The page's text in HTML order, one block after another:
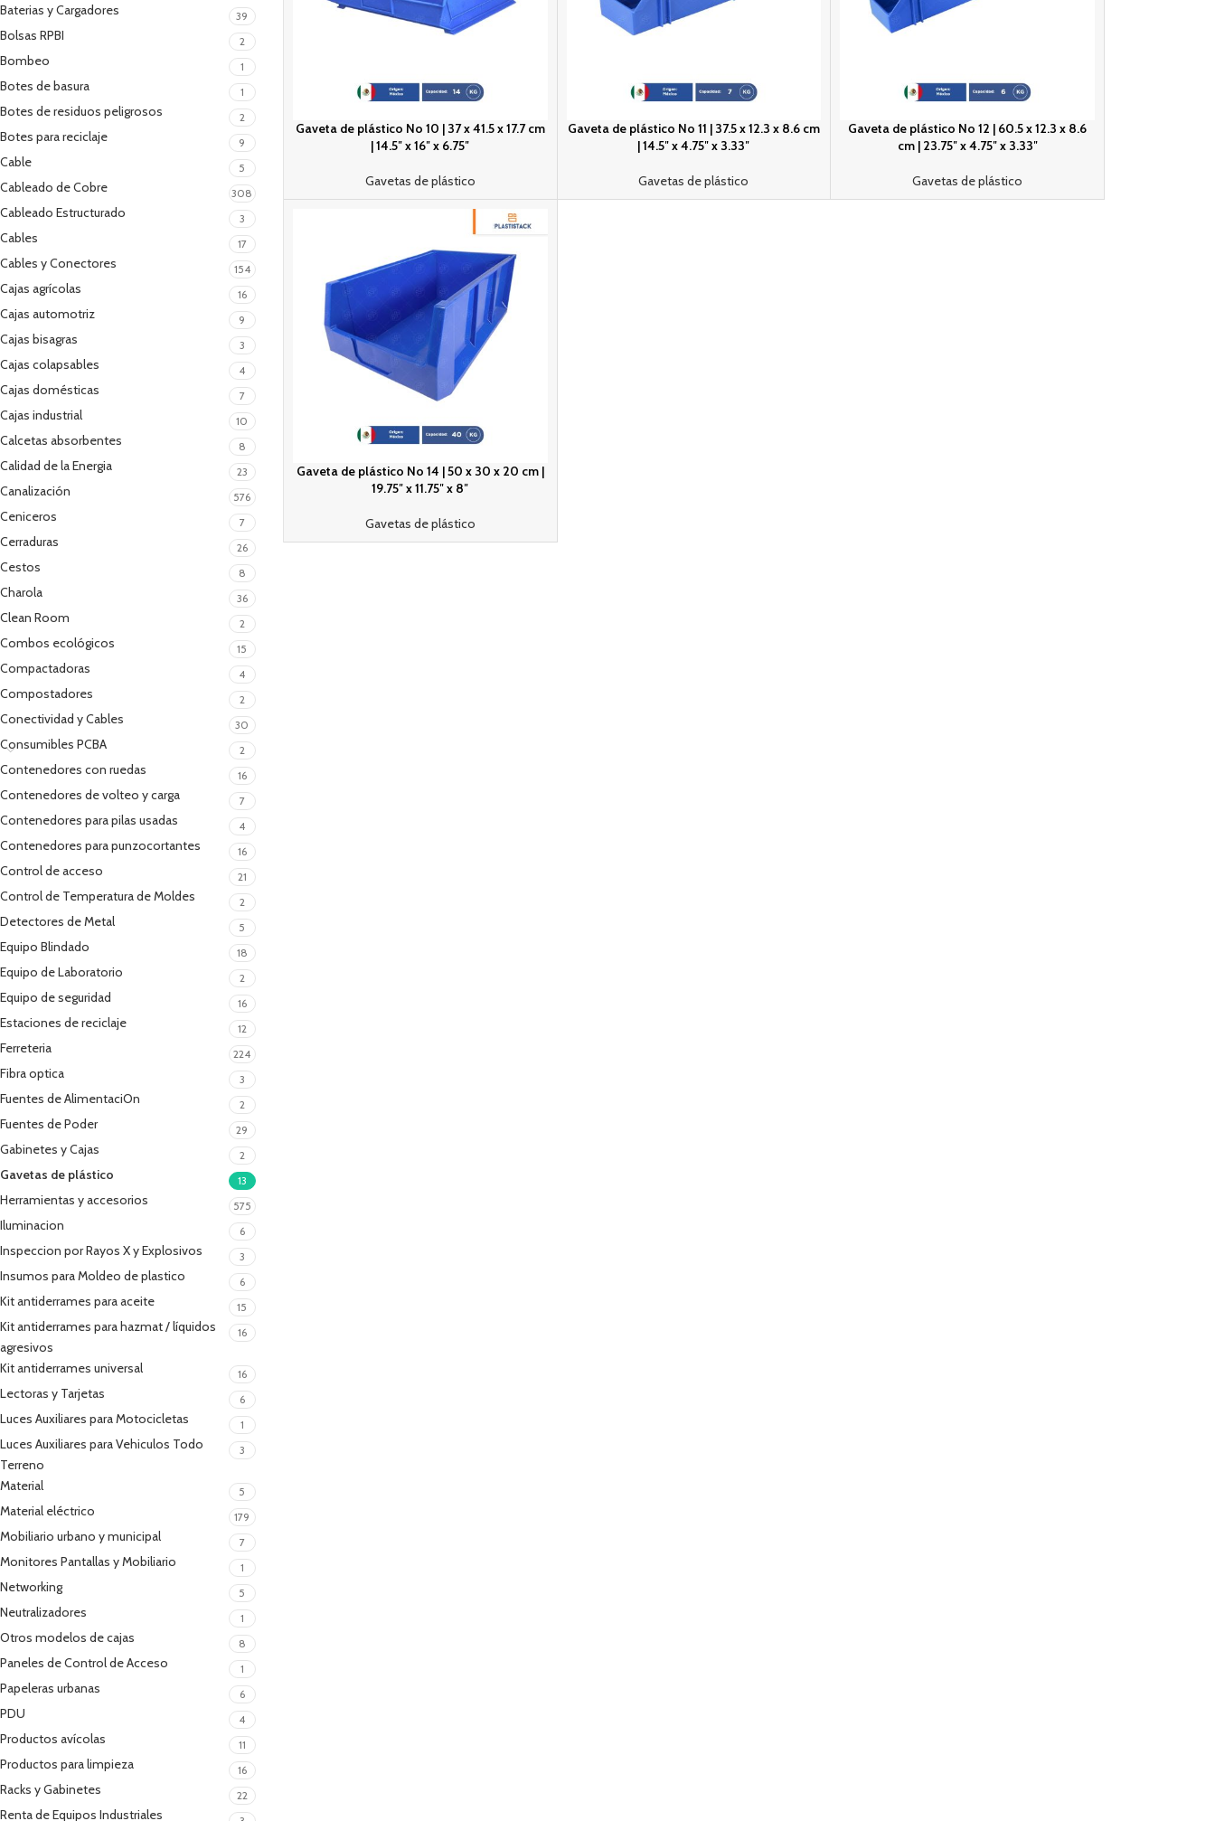
Baterias y Cargadores 39
Bolsas RPBI 2
Bombeo 1
Botes de basura 1
Botes de residuos peligrosos 2
Botes para reciclaje 9
Cable 5
Cableado de Cobre 308
Cableado Estructurado 3
Cables 17
Cables y Conectores 154
Cajas agrícolas 16
Cajas automotriz 9
Cajas bisagras 3
Cajas colapsables 4
Cajas domésticas 7
Cajas industrial 10
Calcetas absorbentes 8
Calidad de la Energia 23
Canalización 576
Ceniceros 7
Cerraduras 26
Cestos 8
Charola 36
Clean Room 2
Combos ecológicos 15
Compactadoras 4
Compostadores 2
Conectividad y Cables 30
Consumibles PCBA 2
Contenedores con ruedas 16
Contenedores de volteo y carga 7
Contenedores para pilas usadas 4
Contenedores para punzocortantes 16
Control de acceso 21
Control de Temperatura de Moldes 2
Detectores de Metal 5
Equipo Blindado 18
Equipo de Laboratorio 2
Equipo de seguridad 16
Estaciones de reciclaje 12
Ferreteria 224
Fibra optica 3
Fuentes de AlimentaciOn 2
Fuentes de Poder 29
Gabinetes y Cajas 2
Gavetas de plástico 13
Herramientas y accesorios 575
Iluminacion 6
Inspeccion por Rayos X y Explosivos 3
Insumos para Moldeo de plastico 6
Kit antiderrames para aceite 15
Kit antiderrames para hazmat / líquidos
agresivos
16
Kit antiderrames universal 16
Lectoras y Tarjetas 6
Luces Auxiliares para Motocicletas 1
Luces Auxiliares para Vehiculos Todo
Terreno
3
Material 5
Material eléctrico 179
Mobiliario urbano y municipal 7
Monitores Pantallas y Mobiliario 1
Networking 5
Neutralizadores 1
Otros modelos de cajas 8
Paneles de Control de Acceso 1
Papeleras urbanas 6
PDU 4
Productos avícolas 11
Productos para limpieza 16
Racks y Gabinetes 22
Renta de Equipos Industriales
Gaveta de plástico No 10 | 37 x 41.5 x 17.7 cm
| 14.5″ x 16″ x 6.75″
Gavetas de plástico
Gaveta de plástico No 11 | 37.5 x 12.3 x 8.6 cm
| 14.5″ x 4.75″ x 3.33″
Gavetas de plástico
Gaveta de plástico No 12 | 60.5 x 12.3 x 8.6
cm | 23.75″ x 4.75″ x 3.33″
Gavetas de plástico
Gaveta de plástico No 14 | 50 x 30 x 20 cm |
19.75″ x 11.75″ x 8″
Gavetas de plástico